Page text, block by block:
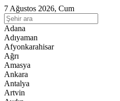
7 Ağustos 2026, Cum
Adana
Adıyaman
Afyonkarahisar
Ağrı
Amasya
Ankara
Antalya
Artvin